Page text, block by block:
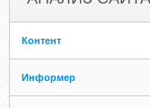
Контент
Информер